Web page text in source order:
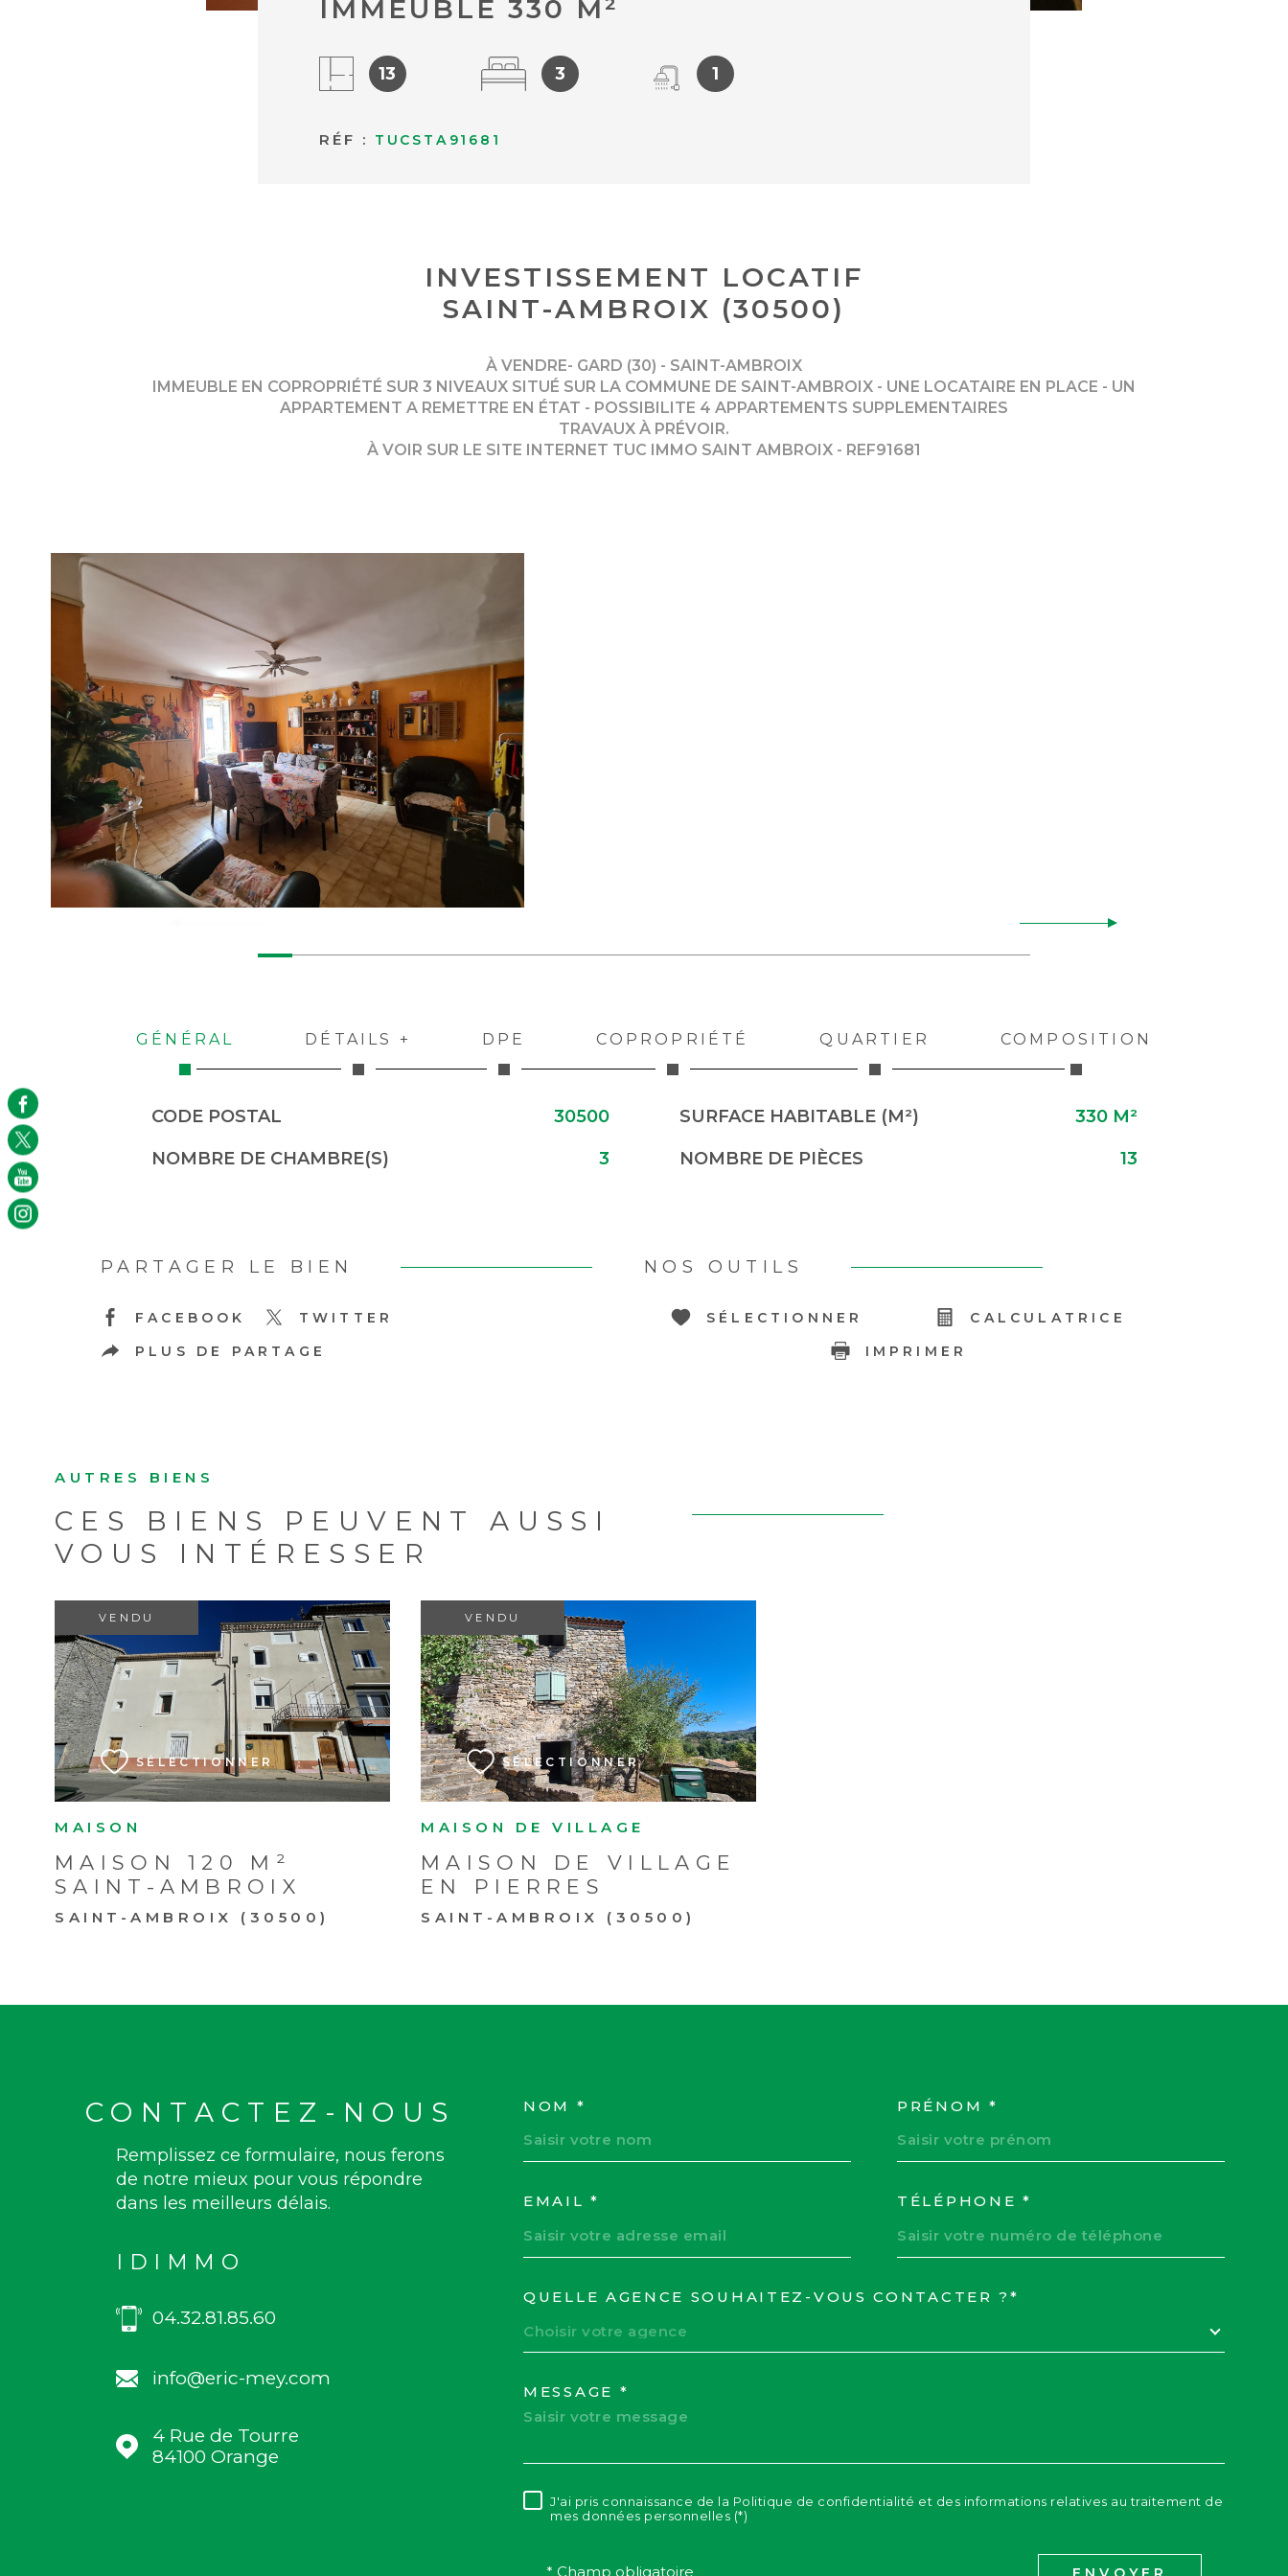
RÉF : TUCSTA91681
IMMEUBLE 330 M²
13 3 1
INVESTISSEMENT LOCATIF
SAINT-AMBROIX (30500)
À VENDRE- GARD (30) - SAINT-AMBROIX
IMMEUBLE EN COPROPRIÉTÉ SUR 3 NIVEAUX SITUÉ SUR LA COMMUNE DE SAINT-AMBROIX - UNE LOCATAIRE EN PLACE - UN
APPARTEMENT A REMETTRE EN ÉTAT - POSSIBILITE 4 APPARTEMENTS SUPPLEMENTAIRES
TRAVAUX À PRÉVOIR.
À VOIR SUR LE SITE INTERNET TUC IMMO SAINT AMBROIX - REF91681
GÉNÉRAL DÉTAILS + DPE COPROPRIÉTÉ QUARTIER COMPOSITION
Caractérisque Valeurs
CODE POSTAL 30500 SURFACE HABITABLE (M²)
330 M²
NOMBRE DE CHAMBRE(S)
3 NOMBRE DE PIÈCES 13
PARTAGER LE BIEN
FACEBOOK
TWITTER
PLUS DE PARTAGE
NOS OUTILS
SÉLECTIONNER
CALCULATRICE
IMPRIMER
AUTRES BIENS
CES BIENS PEUVENT AUSSI
VOUS INTÉRESSER
MAISON
MAISON 120 M²
SAINT-AMBROIX
SAINT-AMBROIX (30500)
VENDU
SÉLECTIONNER
VOIR LE BIEN
MAISON DE VILLAGE
MAISON DE VILLAGE
EN PIERRES
SAINT-AMBROIX (30500)
VENDU
SÉLECTIONNER
VOIR LE BIEN
CONTACTEZ-NOUS
Remplissez ce formulaire, nous ferons
de notre mieux pour vous répondre
dans les meilleurs délais.
IDIMMO
04.32.81.85.60
info@eric-mey.com
4 Rue de Tourre
84100
Orange
TRAD_MELTEM_VOSCOORDONNEES
NOM * PRÉNOM *
EMAIL * TÉLÉPHONE *
TRAD_MELTEM_VOREDEMANDE
QUELLE AGENCE SOUHAITEZ-VOUS CONTACTER ?*
Choisir votre agence
MESSAGE *
RÈGLEMENTATION
J'ai pris connaissance de la Politique de confidentialité et des informations relatives au traitement de
mes données personnelles (*)
* Champ obligatoire